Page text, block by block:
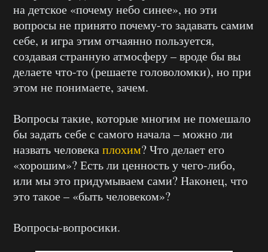
на детское «почему небо синее», но эти
вопросы не принято почему-то задавать самим
себе, и игра этим отчаянно пользуется,
создавая странную атмосферу – вроде бы вы
делаете что-то (решаете головоломки), но при
этом не понимаете, зачем.
Вопросы такие, которые многим не помешало
бы задать себе с самого начала – можно ли
назвать человекаплохим? Что делает его
«хорошим»? Есть ли ценность у чего-либо,
или мы это придумываем сами? Наконец, что
это такое – «быть человеком»?
Вопросы-вопросики.